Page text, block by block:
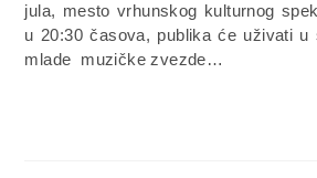
jula, mesto vrhunskog kulturnog
u 20:30 časova, publika će uživati u
mlade muzičke zvezde…